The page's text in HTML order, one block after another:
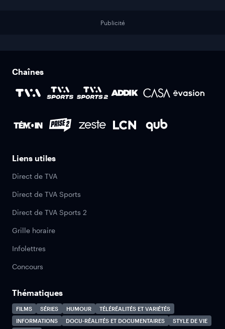
Publicité
Chaînes
Liens utiles
Direct de TVA
Direct de TVA Sports
Direct de TVA Sports 2
Grille horaire
Infolettres
Concours
Thématiques
FILMS SÉRIES HUMOUR
TÉLÉRÉALITÉS ET VARIÉTÉS
INFORMATIONS
DOCU-RÉALITÉS ET DOCUMENTAIRES
STYLE DE VIE